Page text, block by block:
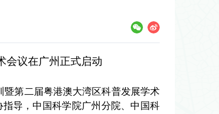
会议在广州正式启动
第二届粤港澳大湾区科普发展学术
导，中国科学院广州分院、中国科